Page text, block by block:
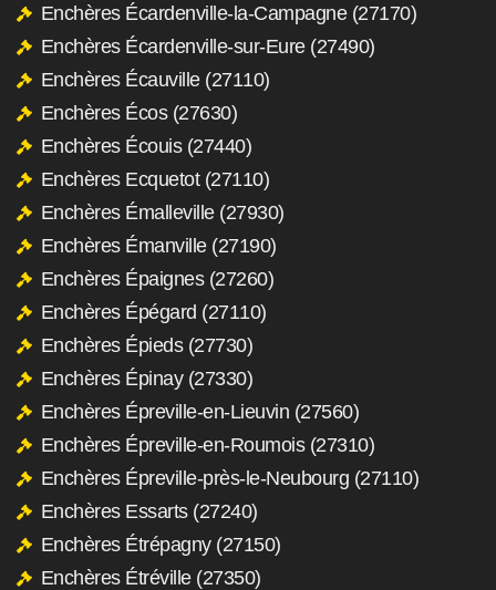
Enchères Écardenville-la-Campagne (27170)
Enchères Écardenville-sur-Eure (27490)
Enchères Écauville (27110)
Enchères Écos (27630)
Enchères Écouis (27440)
Enchères Ecquetot (27110)
Enchères Émalleville (27930)
Enchères Émanville (27190)
Enchères Épaignes (27260)
Enchères Épégard (27110)
Enchères Épieds (27730)
Enchères Épinay (27330)
Enchères Épreville-en-Lieuvin (27560)
Enchères Épreville-en-Roumois (27310)
Enchères Épreville-près-le-Neubourg (27110)
Enchères Essarts (27240)
Enchères Étrépagny (27150)
Enchères Étréville (27350)